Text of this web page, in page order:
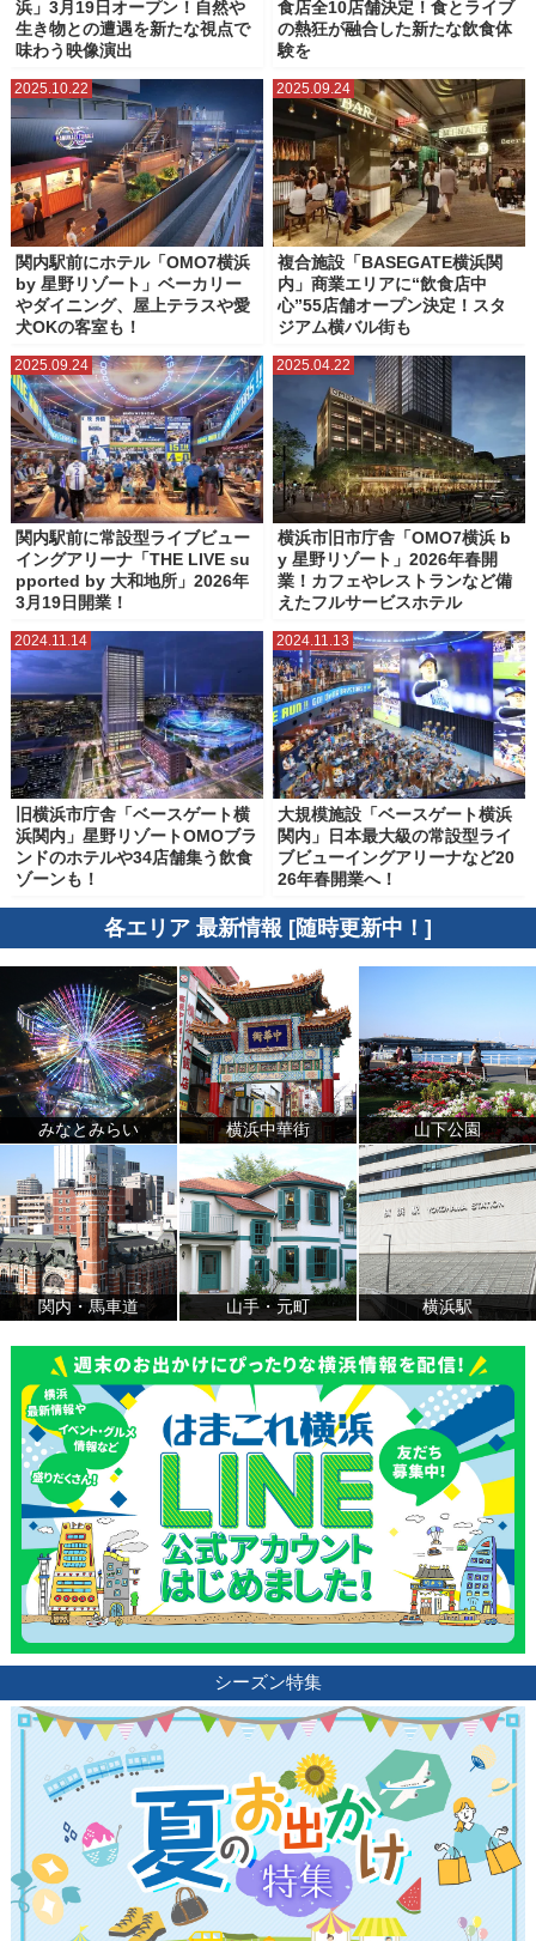
浜」3月19日オープン！自然や
生き物との遭遇を新たな視点で
味わう映像演出
食店全10店舗決定！食とライブ
の熱狂が融合した新たな飲食体
験を
2025.10.22
関内駅前にホテル「OMO7横浜
by 星野リゾート」ベーカリー
やダイニング、屋上テラスや愛
犬OKの客室も！
2025.09.24
複合施設「BASEGATE横浜関
内」商業エリアに“飲食店中
心”55店舗オープン決定！スタ
ジアム横バル街も
2025.09.24
関内駅前に常設型ライブビュー
イングアリーナ「THE LIVE su
pported by 大和地所」2026年
3月19日開業！
2025.04.22
横浜市旧市庁舎「OMO7横浜 b
y 星野リゾート」2026年春開
業！カフェやレストランなど備
えたフルサービスホテル
2024.11.14
旧横浜市庁舎「ベースゲート横
浜関内」星野リゾートOMOブラ
ンドのホテルや34店舗集う飲食
ゾーンも！
2024.11.13
大規模施設「ベースゲート横浜
関内」日本最大級の常設型ライ
ブビューイングアリーナなど20
26年春開業へ！
各エリア 最新情報 [随時更新中！]
みなとみらい 横浜中華街 山下公園
関内・馬車道 山手・元町 横浜駅
シーズン特集